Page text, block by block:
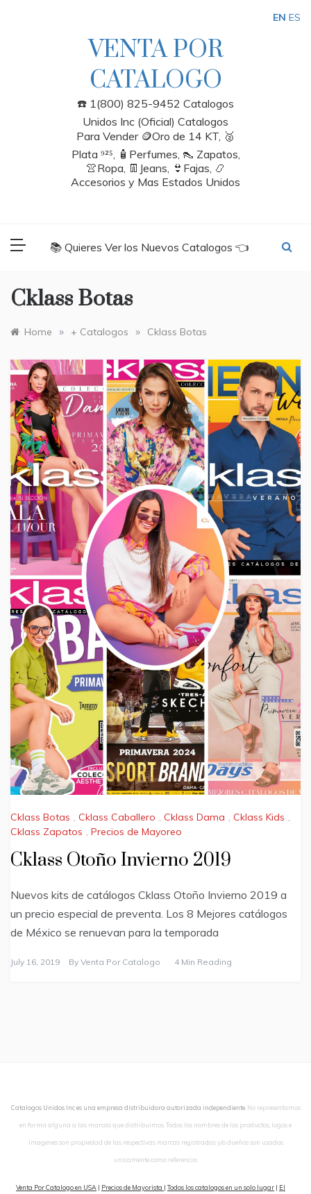
VENTA POR
CATALOGO
☎️ 1(800) 825-9452 Catalogos
Unidos Inc (Oficial) Catalogos
Para Vender 🪙Oro de 14 KT, 🥈
Plata ⁹²⁵, 🧴Perfumes, 👠 Zapatos,
👚Ropa, 👖Jeans, 👙Fajas, 📿
Accesorios y Mas Estados Unidos
📚 Quieres Ver los Nuevos Catalogos 👈
Cklass Botas
Home » + Catalogos » Cklass Botas
Cklass Botas , Cklass Caballero , Cklass Dama , Cklass Kids ,
Cklass Zapatos , Precios de Mayoreo
Cklass Otoño Invierno 2019
Nuevos kits de catálogos Cklass Otoño Invierno 2019 a
un precio especial de preventa. Los 8 Mejores catálogos
de México se renuevan para la temporada
July 16, 2019 By Venta Por Catalogo 4 Min Reading
Catalogos Unidos Inc es una empresa distribuidora autorizada independiente. No representamos
en forma alguna a las marcas que distribuimos. Todos los nombres de los productos, logos e
imagenes son propiedad de las respectivas marcas registradas y/o dueños son usados
unicamente como referencia.
Venta Por Catalogo en USA | Precios de Mayorista | Todos los catalogos en un solo lugar | El
EN ES